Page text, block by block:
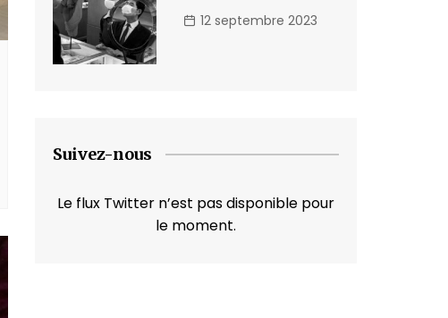
12 septembre 2023
Suivez-nous
Le flux Twitter n’est pas disponible pour
le moment.